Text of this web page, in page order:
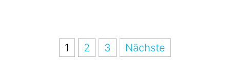
1 2 3 Nächste